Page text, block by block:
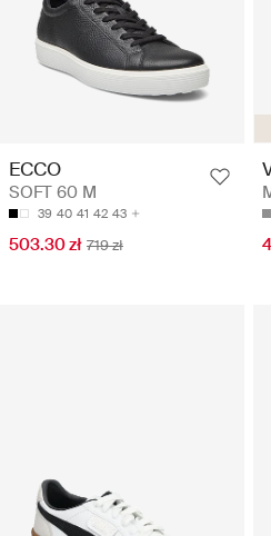
ECCO
SOFT 60 M
39 40 41 42 43
503.30 zł 719 zł